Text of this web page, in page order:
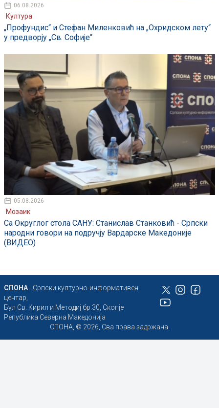
06.08.2026
Култура
„Профундис“ и Стефан Миленковић на „Охридском лету“
у предворју „Св. Софије“
05.08.2026
Мозаик
Са Округлог стола САНУ: Станислав Станковић - Српски
народни говори на подручју Вардарске Македоније
(ВИДЕО)
СПОНА- Српски културно-информативен
центар,
Бул Св. Кирил и Методиј бр.30, Скопје
Република Северна Македонија
СПОНА, © 2026, Сва права задржана.